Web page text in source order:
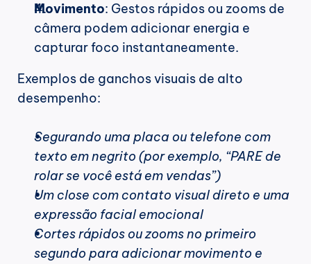
Movimento: Gestos rápidos ou zooms de
câmera podem adicionar energia e
capturar foco instantaneamente.
Exemplos de ganchos visuais de alto
desempenho:
Segurando uma placa ou telefone com
texto em negrito (por exemplo, “PARE de
rolar se você está em vendas”)
Um close com contato visual direto e uma
expressão facial emocional
Cortes rápidos ou zooms no primeiro
segundo para adicionar movimento e